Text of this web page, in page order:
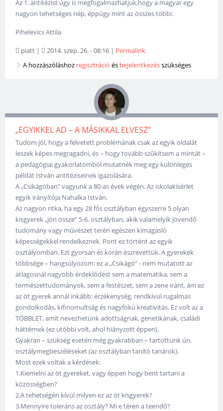
Az 1. antitézist úgy is megfogalmazhatjuk,hogy a magyar egy
nagyon tehetséges nép, éppúgy mint az összes többi.
Pihelevics Attila
piatt | 2014. szep. 26. - 08:16 | Permalink
A hozzászóláshoz regisztráció és bejelentkezésszükséges
„EGYIKKEL AD – A MÁSIKKAL ELVESZ”
Tudom jól, hogy a felvetett problémának csak az egyik oldalát
leszek képes megragadni, és – hogy tovább szűkítsem a mintát –
a pedagógiai gyakorlatomból mutatnék meg egy különleges
példát István antitéziseinek igazolására.
A „Csikágóban” vagyunk a 80-as évek végén. Az iskolakísérlet
egyik irányítója Nahalka István.
Az nagyon ritka, ha egy 28 fős osztályban egyszerre 5 olyan
kisgyerek „jön össze” 5-6. osztályban, akik valamelyik jövendő
tudomány vagy művészet terén egészen kimagasló
képességekkel rendelkeznek. Pont ez történt az egyik
osztályomban. Ezt gyorsan és korán észrevettük. A gyerekek
többsége – hangsúlyozom: ez a „Csikágó” - nem mutatott az
átlagosnál nagyobb érdeklődést sem a matematika, sem a
természettudományok, sem a festészet, sem a zene iránt, ám ez
az öt gyerek annál inkább: érzékenység, rendkívül rugalmas
gondolkodás, kifinomultság és nagyfokú kreativitás. Ez volt az a
TÖBBLET, amit nevezhetünk adottságnak, genetikának, családi
háttérnek (ez utóbbi volt, ahol hiányzott éppen).
Gyakran – szükség esetén még gyakrabban – tartottunk ún.
osztálymegbeszéléseket (az osztályban tanító tanárok).
Most ezek voltak a kérdések:
1.Kiemelni az öt gyereket, vagy éppen hogy bent tartani a
közösségben?
2.A tehetségén kívül milyen ez az öt kisgyerek?
3.Mennyire toleráns az osztály? Mi e téren a teendő?